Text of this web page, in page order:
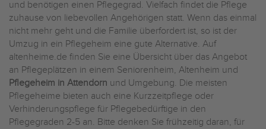
und benötigen einen Pflegegrad. Vielfach findet die Pflege
zuhause von liebevollen Angehörigen statt. Wenn das einmal
nicht mehr geht und die Familie überfordert ist, so ist der
Umzug in ein Pflegeheim eine gute Alternative. Auf
altenheime.de finden Sie eine Übersicht über das Angebot
an Pflegeplätzen in einem Seniorenheim, Altenheim und
Pflegeheim in Attendorn und Umgebung. Die meisten
Pflegeheime bieten auch eine Kurzzeitpflege oder
Verhinderungspflege für Pflegebedürftige in den
Pflegegraden 2-5 an. Bitte denken Sie frühzeitig daran, für